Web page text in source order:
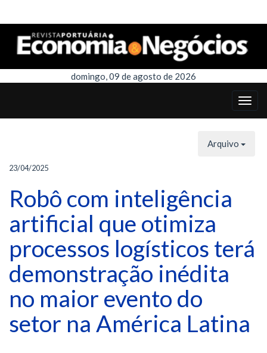
domingo, 09 de agosto de 2026
Arquivo
23/04/2025
Robô com inteligência
artificial que otimiza
processos logísticos terá
demonstração inédita
no maior evento do
setor na América Latina